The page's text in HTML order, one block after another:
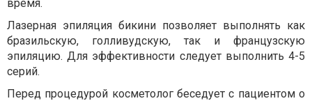
время.
Лазерная эпиляция бикини позволяет выполнять как
бразильскую, голливудскую, так и французскую
эпиляцию. Для эффективности следует выполнить 4-5
серий.
Перед процедурой косметолог беседует с пациентом о